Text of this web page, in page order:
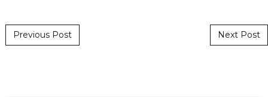
Post navigation
Previous Post Next Post